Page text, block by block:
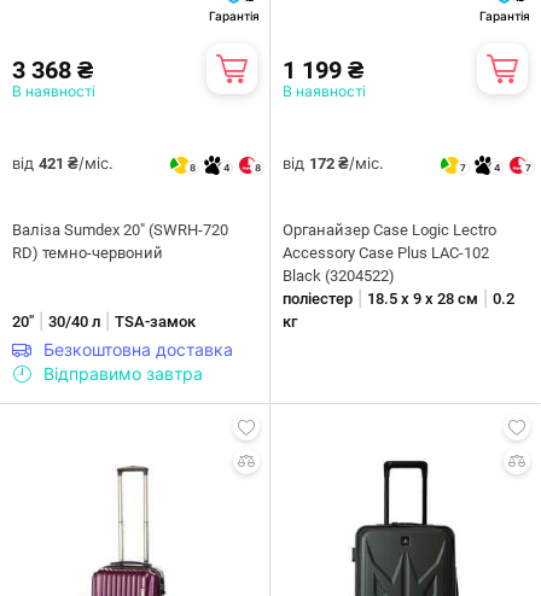
Гарантія
3 368 ₴
В наявності
від 421 ₴/міс. 8 4 8
Валіза Sumdex 20" (SWRH-720
RD) темно-червоний
20" 30/40 л TSA-замок
Безкоштовна доставка
Відправимо завтра
Гарантія
1 199 ₴
В наявності
від 172 ₴/міс. 7 4 7
Органайзер Case Logic Lectro
Accessory Case Plus LAC-102
Black (3204522)
поліестер
18.5 х 9 х 28 см
0.2
кг